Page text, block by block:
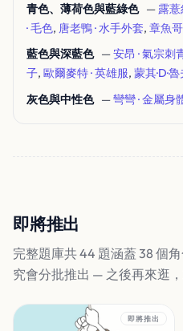
青色、薄荷色與藍綠色 — 露薏
· 毛色, 唐老鴨 · 水手外套, 章魚哥
藍色與深藍色 —安昂 · 氣宗刺
子, 歐爾麥特 · 英雄服, 蒙其·D·
灰色與中性色 —彎彎 · 金屬身
即將推出
完整題庫共 44 題涵蓋 38 個
究會分批推出 — 之後再來逛，
即將推出